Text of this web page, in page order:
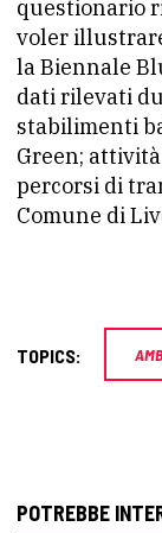
questionario
voler
la Biennale
dati rilevati
stabilimenti
Green;
percorsi di
Comune di
TOPICS:
POTREBBE